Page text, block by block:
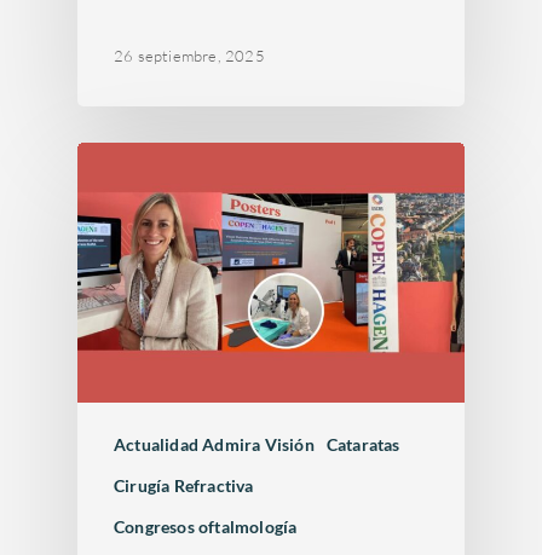
26 septiembre, 2025
Actualidad Admira Visión Cataratas
Cirugía Refractiva
Congresos oftalmología